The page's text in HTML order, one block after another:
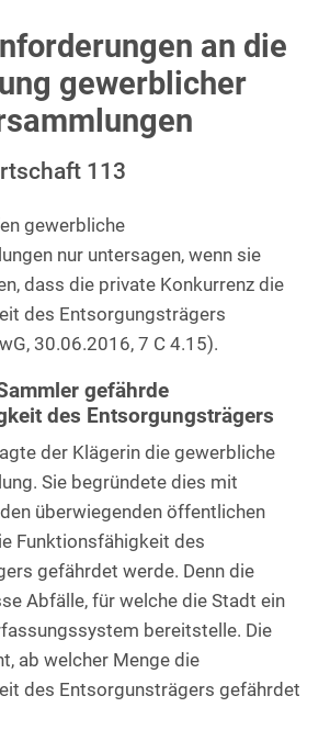
an die
gewerblicher
113
gewerbliche
nur untersagen, wenn sie
dass die private Konkurrenz die
des Entsorgungsträgers
30.06.2016, 7 C 4.15).
gefährde
des Entsorgungsträgers
der Klägerin die gewerbliche
Sie begründete dies mit
überwiegenden öffentlichen
Funktionsfähigkeit des
gefährdet werde. Denn die
Abfälle, für welche die Stadt ein
bereitstelle. Die
ab welcher Menge die
des Entsorgunsträgers gefährdet